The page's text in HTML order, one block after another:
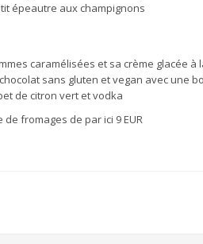
épeautre aux champignons
caramélisées et sa crème glacée à
sans gluten et vegan avec une
de citron vert et vodka
de fromages de par ici 9 EUR